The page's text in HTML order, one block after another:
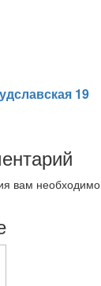
19
вам необходимо